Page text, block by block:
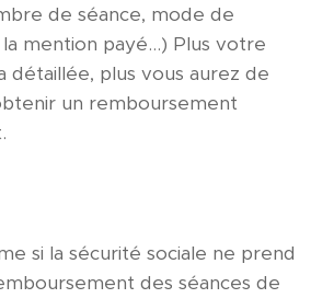
de séance, mode de
mention payé…) Plus votre
détaillée, plus vous aurez de
un remboursement
si la sécurité sociale ne prend
des séances de